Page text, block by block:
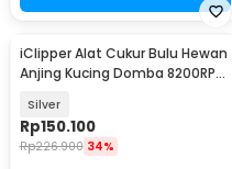
iClipper Alat Cukur Bulu Hewan
Anjing Kucing Domba 8200RPM
Silver
Rp150.100
Rp226.900 34%